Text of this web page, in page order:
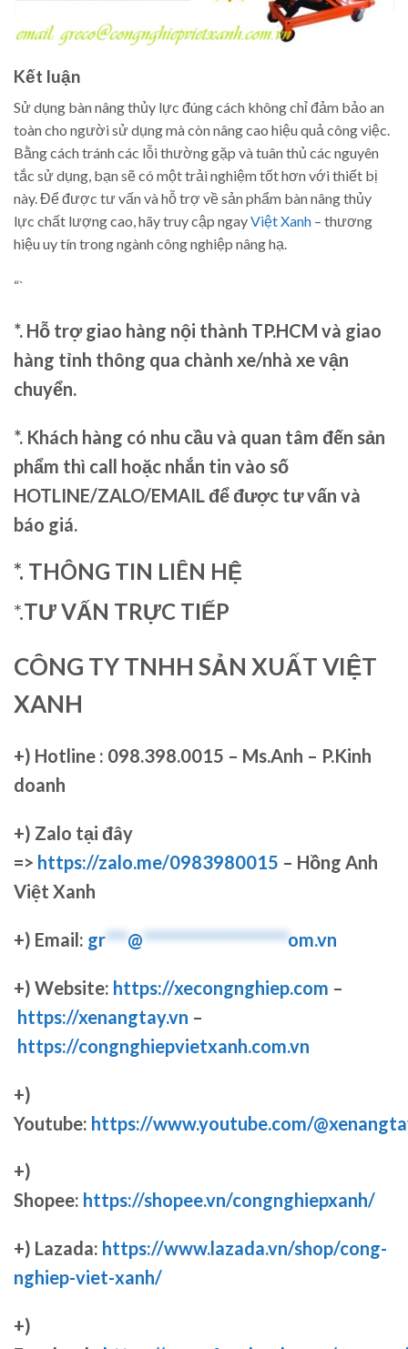
Kết luận
Sử dụng bàn nâng thủy lực đúng cách không chỉ đảm bảo an
toàn cho người sử dụng mà còn nâng cao hiệu quả công việc.
Bằng cách tránh các lỗi thường gặp và tuân thủ các nguyên
tắc sử dụng, bạn sẽ có một trải nghiệm tốt hơn với thiết bị
này. Để được tư vấn và hỗ trợ về sản phẩm bàn nâng thủy
lực chất lượng cao, hãy truy cập ngayViệt Xanh – thương
hiệu uy tín trong ngành công nghiệp nâng hạ.
“`
*. Hỗ trợ giao hàng nội thành TP.HCM và giao
hàng tỉnh thông qua chành xe/nhà xe vận
chuyển.
*. Khách hàng có nhu cầu và quan tâm đến sản
phẩm thì call hoặc nhắn tin vào số
HOTLINE/ZALO/EMAIL để được tư vấn và
báo giá.
*. THÔNG TIN LIÊN HỆ
*.TƯ VẤN TRỰC TIẾP
CÔNG TY TNHH SẢN XUẤT VIỆT
XANH
+) Hotline : 098.398.0015 – Ms.Anh – P.Kinh
doanh
+) Zalo tại đây
=> https://zalo.me/0983980015 – Hồng Anh
Việt Xanh
+) Email: gr***@********************om.vn
+) Website: https://xecongnghiep.com –
https://xenangtay.vn –
https://congnghiepvietxanh.com.vn
+)
Youtube: https://www.youtube.com/
+)
Shopee: https://shopee.vn/congnghiepxanh/
+) Lazada: https://www.lazada.vn/shop/cong-
nghiep-viet-xanh/
+)